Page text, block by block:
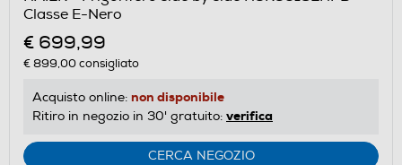
Calcolatore
di
risparmio
energetico
di
Classe E-Nero
€ 699,99
€ 899,00consigliato
Acquisto online: non disponibile
Ritiro in negozio in 30' gratuito: verifica
CERCA NEGOZIO